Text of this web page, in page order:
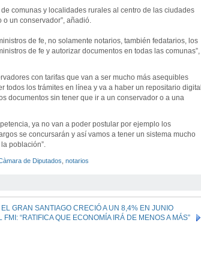
comunas y localidades rurales al centro de las ciudades
un conservador”, añadió.
de fe, no solamente notarios, también fedatarios, los
de fe y autorizar documentos en todas las comunas”,
con tarifas que van a ser mucho más asequibles
todos los trámites en línea y va a haber un repositario digital
documentos sin tener que ir a un conservador o a una
ya no van a poder postular por ejemplo los
se concursarán y así vamos a tener un sistema mucho
población”.
de Diputados notarios
GRAN SANTIAGO CRECIÓ A UN 8,4% EN JUNIO
“RATIFICA QUE ECONOMÍA IRÁ DE MENOS A MÁS”